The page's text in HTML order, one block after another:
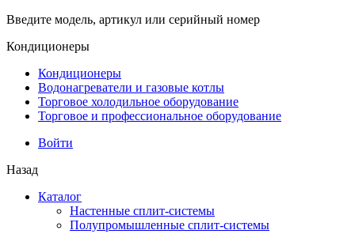
Введите модель, артикул или серийный номер
Кондиционеры
Кондиционеры
Водонагреватели и газовые котлы
Торговое холодильное оборудование
Торговое и профессиональное оборудование
Войти
Назад
Каталог
Настенные сплит-системы
Полупромышленные сплит-системы